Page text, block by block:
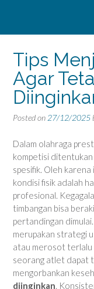
Tips
Agar
Posted on 27/12/2025
Dalam olahraga
kompetisi
spesifik. Oleh
kondisi fisik adalah
profesional.
timbangan bisa
pertandingan
merupakan strategi
atau merosot terlalu
seorang atlet dapat
mengorbankan
diinginkan .